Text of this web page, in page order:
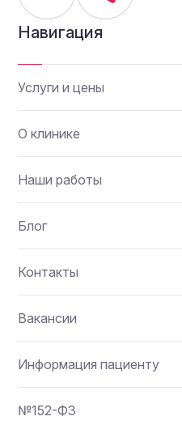
Навигация
Услуги и цены
О клинике
Наши работы
Блог
Контакты
Вакансии
Информация пациенту
№152-ФЗ